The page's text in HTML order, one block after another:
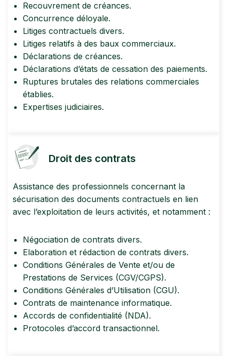
Recouvrement de créances.
Concurrence déloyale.
Litiges contractuels divers.
Litiges relatifs à des baux commerciaux.
Déclarations de créances.
Déclarations d’états de cessation des paiements.
Ruptures brutales des relations commerciales
établies.
Expertises judiciaires.
Droit des contrats
Assistance des professionnels concernant la
sécurisation des documents contractuels en lien
avec l’exploitation de leurs activités, et notamment :
Négociation de contrats divers.
Elaboration et rédaction de contrats divers.
Conditions Générales de Vente et/ou de
Prestations de Services (CGV/CGPS).
Conditions Générales d’Utilisation (CGU).
Contrats de maintenance informatique.
Accords de confidentialité (NDA).
Protocoles d’accord transactionnel.